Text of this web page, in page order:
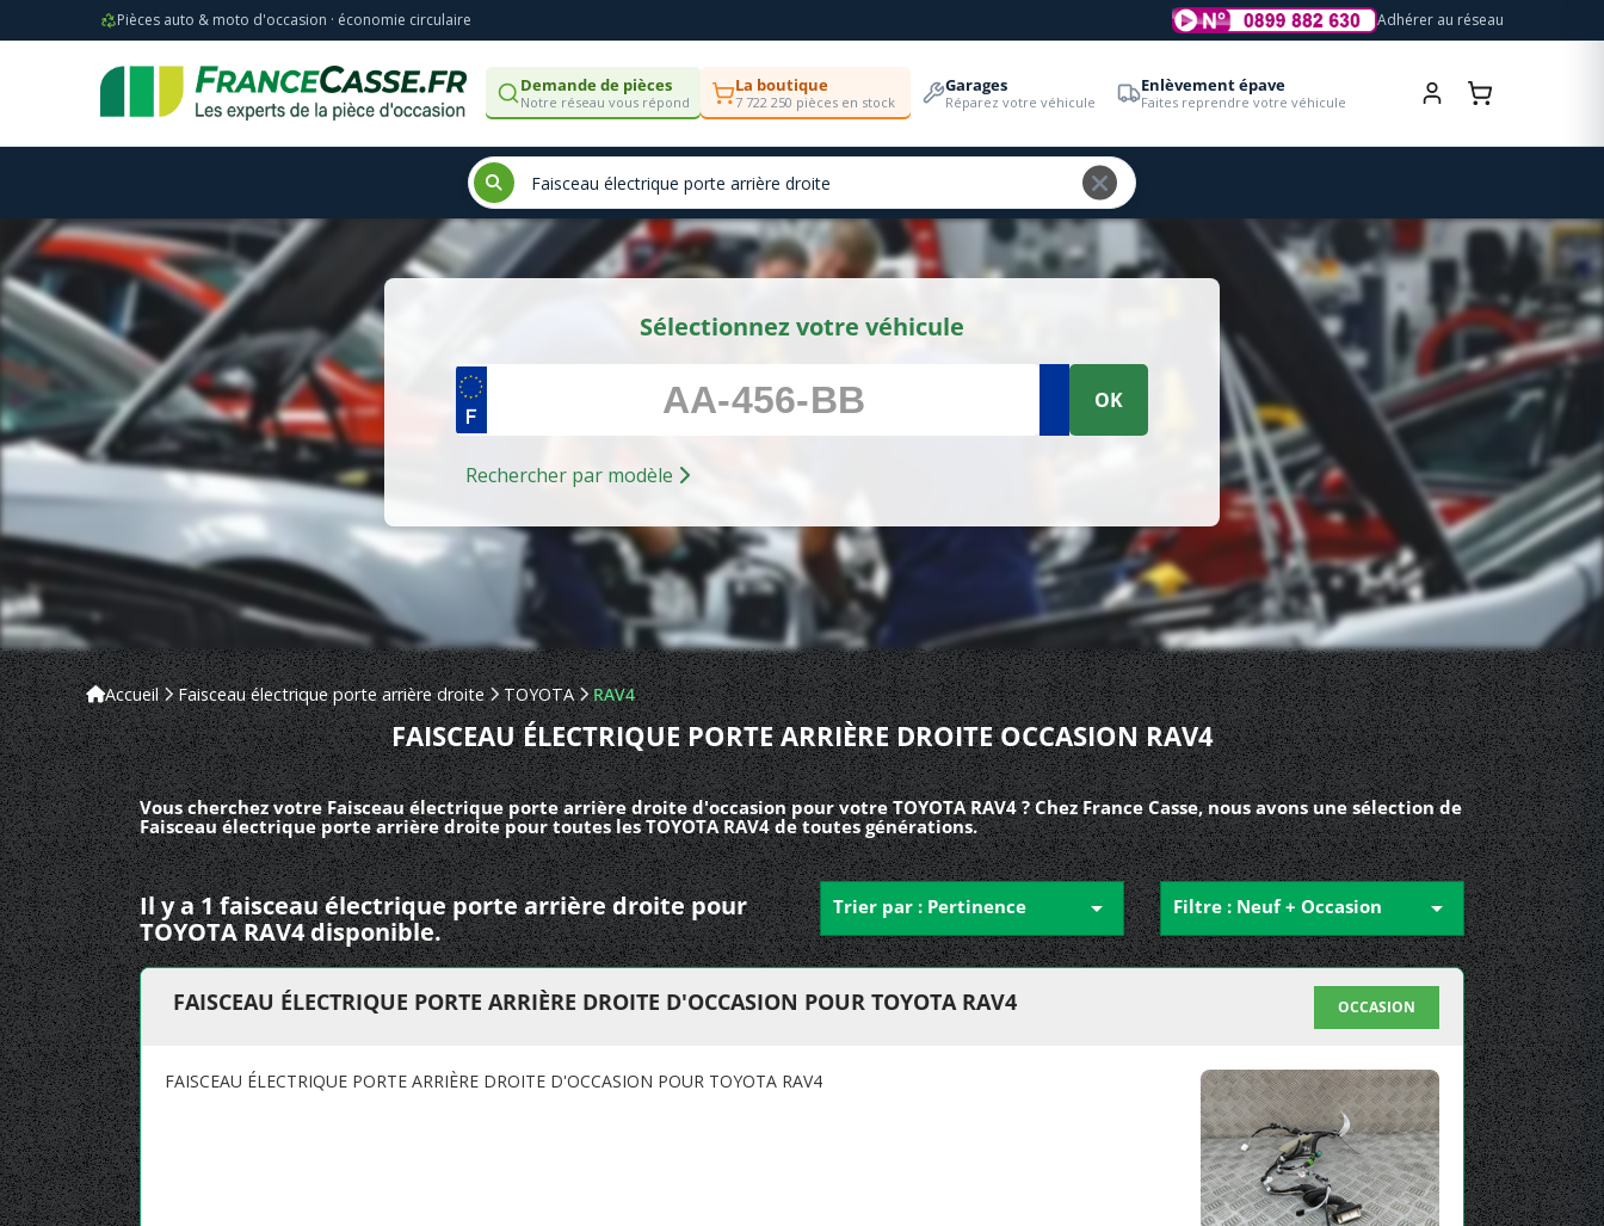
Pièces auto & moto d'occasion · économie circulaire Adhérer au réseau
Demande de pièces
Notre réseau vous répond
La boutique
7 722 250 pièces en stock
Garages
Réparez votre véhicule
Enlèvement épave
Faites reprendre votre véhicule
Sélectionnez votre véhicule
OK
Rechercher par modèle
Accueil Faisceau électrique porte arrière droite TOYOTA RAV4
FAISCEAU ÉLECTRIQUE PORTE ARRIÈRE DROITE OCCASION RAV4
Vous cherchez votre Faisceau électrique porte arrière droite d'occasion pour votre TOYOTA RAV4 ? Chez France Casse, nous avons une sélection de
Faisceau électrique porte arrière droite pour toutes les TOYOTA RAV4 de toutes générations.
Il y a 1 faisceau électrique porte arrière droite pour
TOYOTA RAV4 disponible.
Trier par : Pertinence  Filtre : Neuf + Occasion 
FAISCEAU ÉLECTRIQUE PORTE ARRIÈRE DROITE D'OCCASION POUR TOYOTA RAV4 OCCASION
FAISCEAU ÉLECTRIQUE PORTE ARRIÈRE DROITE D'OCCASION POUR TOYOTA RAV4